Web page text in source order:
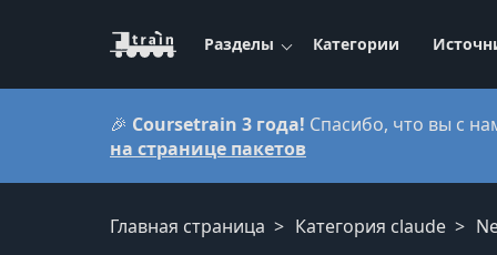
Разделы Категории
🎉 Coursetrain 3 года! Спасибо, что вы с
на странице пакетов
Главная страница Категория claude